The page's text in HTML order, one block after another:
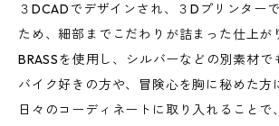
３DCADでデザインされ、３Dプリンター
ため、細部までこだわりが詰まった仕上が
BRASSを使用し、シルバーなどの別素材で
バイク好きの方や、冒険心を胸に秘めた方
日々のコーディネートに取り入れることで